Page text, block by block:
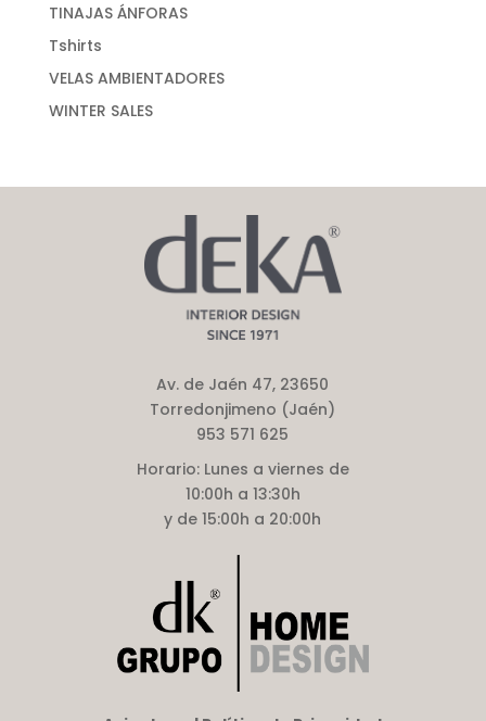
TINAJAS ÁNFORAS
Tshirts
VELAS AMBIENTADORES
WINTER SALES
Av. de Jaén 47, 23650
Torredonjimeno (Jaén)
953 571 625
Horario:Lunes a viernes de
10:00h a 13:30h
y de 15:00h a 20:00h